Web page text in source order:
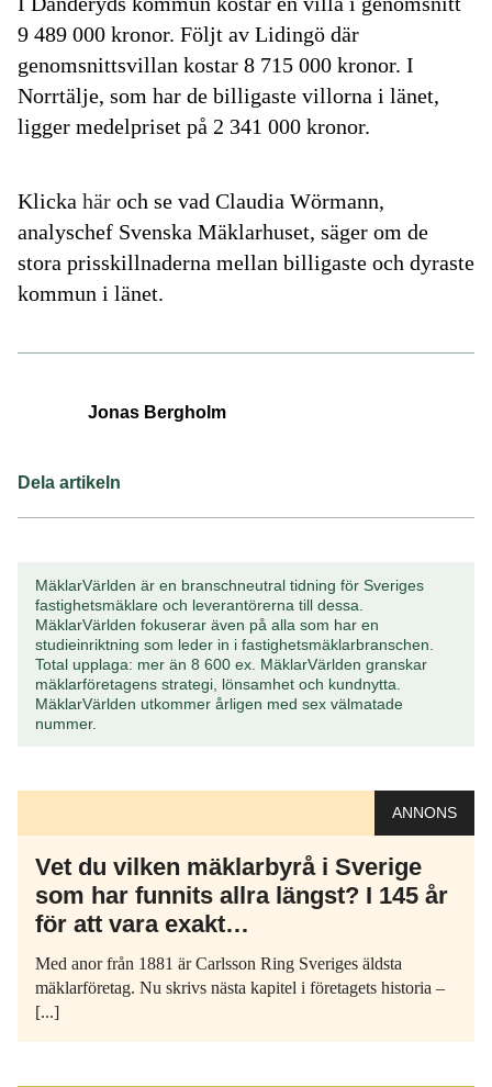
9 489 000 kronor. Följt av Lidingö där
genomsnittsvillan kostar 8 715 000 kronor. I
Norrtälje, som har de billigaste villorna i länet,
ligger medelpriset på 2 341 000 kronor.
Klicka här och se vad Claudia Wörmann,
analyschef Svenska Mäklarhuset, säger om de
stora prisskillnaderna mellan billigaste och dyraste
kommun i länet.
Jonas Bergholm
Dela artikeln
MäklarVärlden är en branschneutral tidning för Sveriges
fastighetsmäklare och leverantörerna till dessa.
MäklarVärlden fokuserar även på alla som har en
studieinriktning som leder in i fastighetsmäklarbranschen.
Total upplaga: mer än 8 600 ex. MäklarVärlden granskar
mäklarföretagens strategi, lönsamhet och kundnytta.
MäklarVärlden utkommer årligen med sex välmatade
nummer.
ANNONS
Vet du vilken mäklarbyrå i Sverige
som har funnits allra längst? I 145 år
för att vara exakt…
Med anor från 1881 är Carlsson Ring Sveriges äldsta
mäklarföretag. Nu skrivs nästa kapitel i företagets historia –
[...]